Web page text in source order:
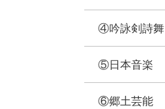
④吟詠剣詩舞
⑤日本音楽
⑥郷土芸能